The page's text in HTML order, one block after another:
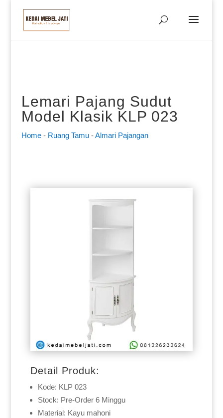
Lemari Pajang Sudut
Model Klasik KLP 023
Home- Ruang Tamu-Almari Pajangan
Detail Produk:
Kode: KLP 023
Stock: Pre-Order 6 Minggu
Material: Kayu mahoni